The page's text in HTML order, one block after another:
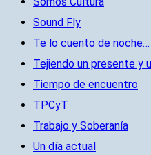
Sound Fly
Te lo cuento de noche…
Tejiendo un presente y
Tiempo de encuentro
TPCyT
Trabajo y Soberanía
Un día actual